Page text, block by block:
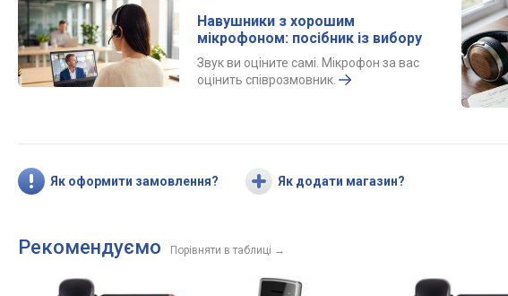
Навушники з хорошим
мікрофоном: посібник із вибору
Звук ви оціните самі. Мікрофон за вас
оцінить співрозмовник.
Як оформити замовлення? Як додати магазин?
Рекомендуємо Порівняти в таблиці →